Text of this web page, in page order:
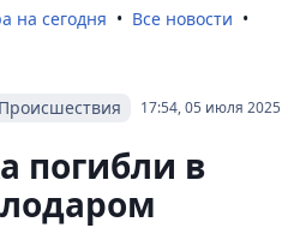
на сегодня
Все новости
17:54, 05 июля 2025
Происшествия
погибли в